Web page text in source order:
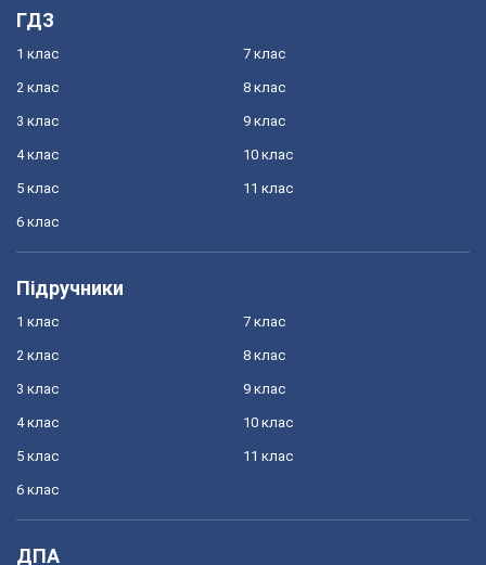
ГДЗ
1 клас
2 клас
3 клас
4 клас
5 клас
6 клас
7 клас
8 клас
9 клас
10 клас
11 клас
Підручники
1 клас
2 клас
3 клас
4 клас
5 клас
6 клас
7 клас
8 клас
9 клас
10 клас
11 клас
ДПА